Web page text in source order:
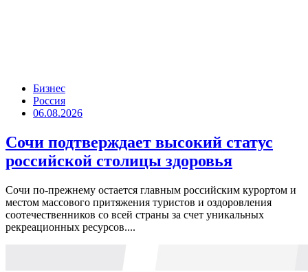
Бизнес
Россия
06.08.2026
Сочи подтверждает высокий статус
российской столицы здоровья
Сочи по-прежнему остается главным российским курортом и
местом массового притяжения туристов и оздоровления
соотечественников со всей страны за счет уникальных
рекреационных ресурсов....